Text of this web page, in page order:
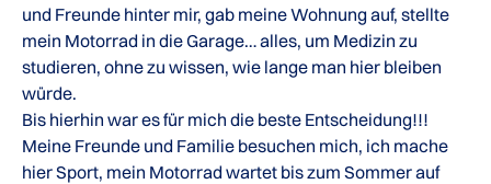
und Freunde hinter mir, gab meine Wohnung auf, stellte
mein Motorrad in die Garage… alles, um Medizin zu
studieren, ohne zu wissen, wie lange man hier bleiben
würde.
Bis hierhin war es für mich die beste Entscheidung!!!
Meine Freunde und Familie besuchen mich, ich mache
hier Sport, mein Motorrad wartet bis zum Sommer auf